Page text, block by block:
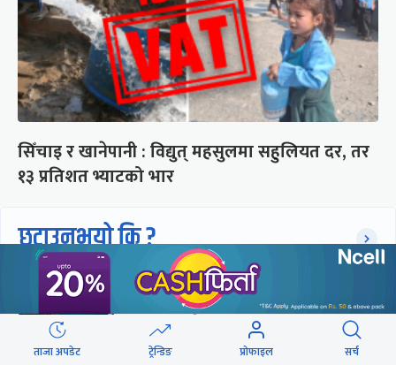
सिँचाइ र खानेपानी : विद्युत् महसुलमा सहुलियत दर, तर
१३ प्रतिशत भ्याटको भार
छुटाउनुभयो कि ?
संसद्लाई टेर्दैनन् प्रधानमन्त्री, लाचार
छन् सभामुख
ताजा अपडेट ट्रेन्डिङ प्रोफाइल सर्च